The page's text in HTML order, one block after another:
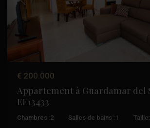
Précédent
€ 200.000
Appartement à Guardamar del
EE13433
Chambres :2 Salles de bains : 1 Taille: